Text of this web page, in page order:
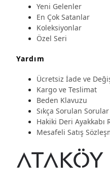
Yeni Gelenler
En Çok Satanlar
Koleksiyonlar
Özel Seri
Yardım
Ücretsiz İade ve
Kargo ve Teslimat
Beden Klavuzu
Sıkça Sorulan Sorular
Hakiki Deri Ayakkabı
Mesafeli Satış